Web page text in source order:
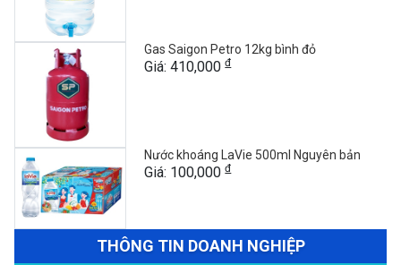
Gas Saigon Petro 12kg bình đỏ
Giá: 410,000đ
Nước khoáng LaVie 500ml Nguyên bản
Giá: 100,000đ
THÔNG TIN DOANH NGHIỆP